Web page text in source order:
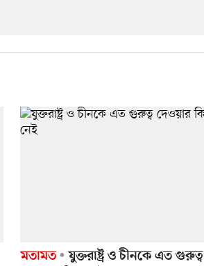
মতামত
যুক্তরাষ্ট্র ও চীনকে এত গুরুত্ব